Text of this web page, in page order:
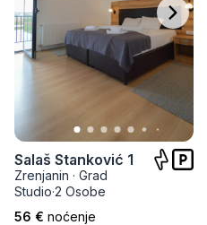
Salaš Stanković 1
Zrenjanin · Grad
Studio·2 Osobe
56 € noćenje